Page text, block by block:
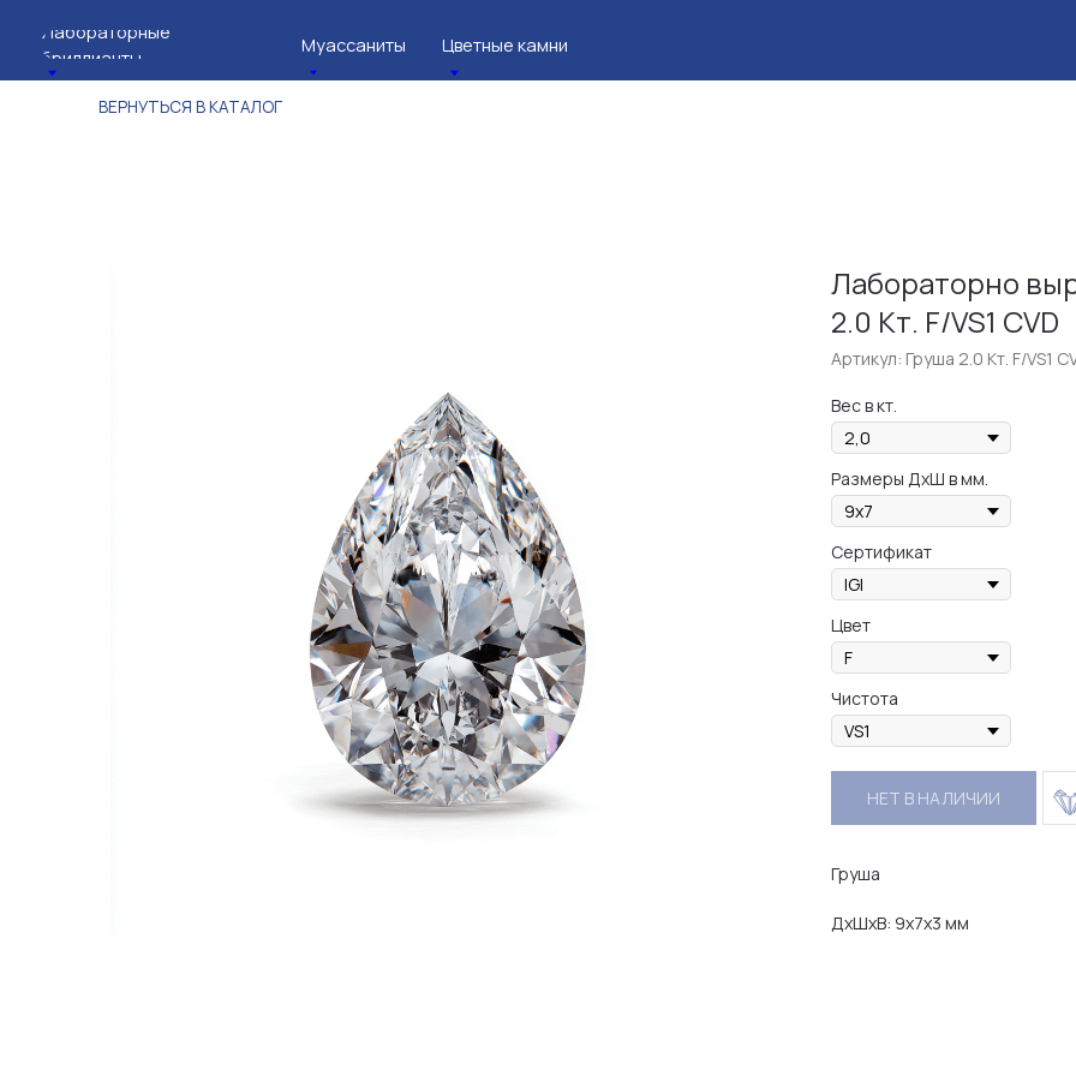
Цветные камни
Лабораторные
бриллианты
Муассаниты
Лабораторно
2.0 Кт. F/VS1 CVD
Артикул: Груша 2.0 Кт. F/VS1
Вес в кт.
Размеры ДхШ в мм.
Сертификат
Цвет
Чистота
НЕТ В НАЛИЧИИ
Груша
ДxШxВ: 9x7x3 мм